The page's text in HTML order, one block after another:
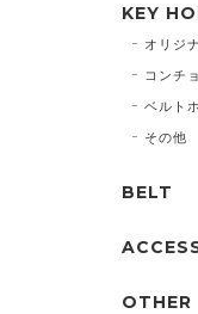
KEY
オリジ
コンチ
ベルト
その他
BELT
OTHER